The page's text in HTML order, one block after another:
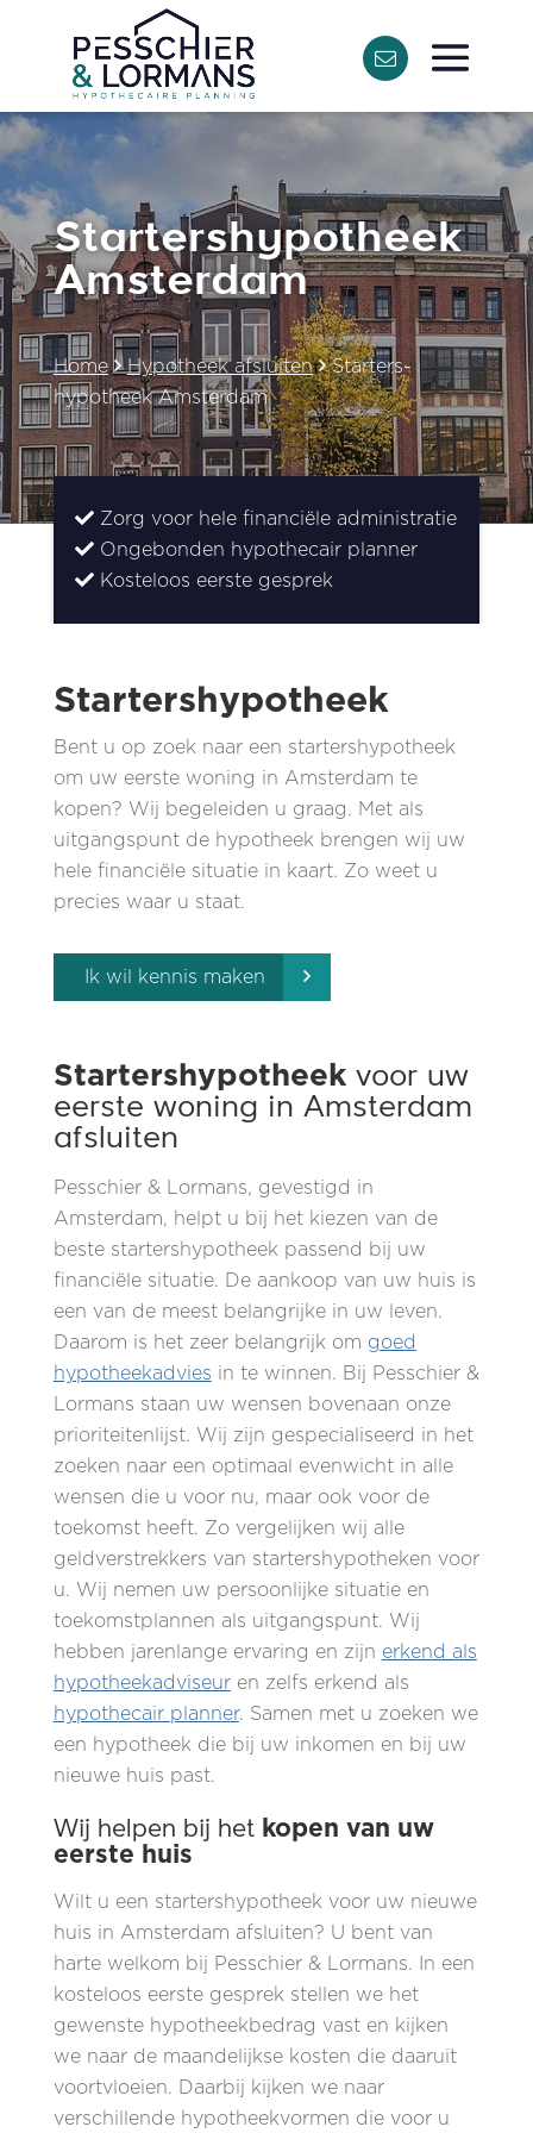
Starters­hypotheek
Amsterdam
Home Hypotheek afsluiten
Starters­
hypotheek Amsterdam
Zorg voor hele financiële administratie
Ongebonden hypothecair planner
Kosteloos eerste gesprek
Startershypotheek
Bent u op zoek naar een startershypotheek
om uw eerste woning in Amsterdam te
kopen? Wij begeleiden u graag. Met als
uitgangspunt de hypotheek brengen wij uw
hele financiële situatie in kaart. Zo weet u
precies waar u staat.
Ik wil kennis maken
Startershypotheekvoor uw
eerste woning in Amsterdam
afsluiten
Pesschier & Lormans, gevestigd in
Amsterdam, helpt u bij het kiezen van de
beste startershypotheek passend bij uw
financiële situatie. De aankoop van uw huis is
een van de meest belangrijke in uw leven.
Daarom is het zeer belangrijk om goed
hypotheekadvies in te winnen. Bij Pesschier &
Lormans staan uw wensen bovenaan onze
prioriteitenlijst. Wij zijn gespecialiseerd in het
zoeken naar een optimaal evenwicht in alle
wensen die u voor nu, maar ook voor de
toekomst heeft. Zo vergelijken wij alle
geldverstrekkers van startershypotheken voor
u. Wij nemen uw persoonlijke situatie en
toekomstplannen als uitgangspunt. Wij
hebben jarenlange ervaring en zijn erkend als
hypotheekadviseuren zelfs erkend als
hypothecair planner. Samen met u zoeken we
een hypotheek die bij uw inkomen en bij uw
nieuwe huis past.
Wij helpen bij het kopen van uw
eerste huis
Wilt u een startershypotheek voor uw nieuwe
huis in Amsterdam afsluiten? U bent van
harte welkom bij Pesschier & Lormans. In een
kosteloos eerste gesprek stellen we het
gewenste hypotheekbedrag vast en kijken
we naar de maandelijkse kosten die daaruit
voortvloeien. Daarbij kijken we naar
verschillende hypotheekvormen die voor u